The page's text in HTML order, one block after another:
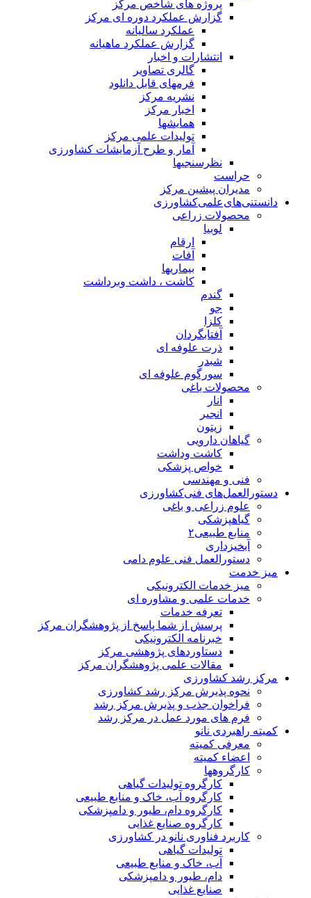
پروژه های شاخص مرکز
گزارش عملکرد دوره ای مرکز
عملکرد سالیانه
گزارش عملکرد ماهیانه
انتشارات و اخبار
گالری تصاویر
فرمهای قابل دانلود
نشریه مرکز
اخبار مرکز
همایشها
تولیدات علمی مرکز
آمار و طرح آزمایشات کشاورزی
نظرسنجیها
حراست
مدیران پیشین مرکز
دانستنی‌های‌علمی‌کشاورزی
محصولات زراعی
لوبیا
ارقام
آفات
بیماریها
کاشت ، داشت وبرداشت
گندم
جو
کلزا
آفتابگردان
ذرت علوفه ای
شبدر
سورگوم علوفه ای
محصولات باغی
انار
انجیر
زیتون
گیاهان دارویی
کاشت وداشت
خواص پزشکی
فنی و مهندسی
دستورالعمل‌های فنی‌کشاورزی
علوم زراعی و باغی
گیاهپزشکی
منابع طبیعی۲
آبخیزداری
دستورالعمل فنی علوم دامی
میز خدمت
میز خدمات الکترونیکی
خدمات علمی و مشاوره ای
تعرفه خدمات
پرسش از شما پاسخ از پژوهشگران مرکز
خبرنامه الکترونیکی
دستاوردهای پژوهشی مرکز
مقالات علمی پژوهشگران مرکز
مرکز رشد کشاورزی
نحوه پذیرش مرکز رشد کشاورزی
فراخوان جذب و پذیرش مرکز رشد
فرم های مورد عمل در مرکز رشد
کمیته راهبردی نانو
معرفی کمیته
اعضاء کمیته
کارگروه‏ها
کارگروه تولیدات گیاهی
کارگروه آب، خاک و منابع طبیعی
کارگروه دام، طیور و دامپزشکی
کارگروه صنایع غذایی
کاربرد فناوری نانو در کشاورزی
تولیدات گیاهی
آب، خاک و منابع طبیعی
دام، طیور و دامپزشکی
صنایع غذایی